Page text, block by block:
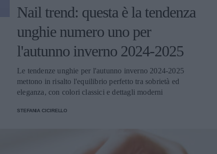
Nail trend: questa è la tendenza
unghie numero uno per
l'autunno inverno 2024-2025
Le tendenze unghie per l'autunno inverno 2024-2025
mettono in risalto l'equilibrio perfetto tra sobrietà ed
eleganza, con colori classici e dettagli moderni
STEFANIA CICIRELLO